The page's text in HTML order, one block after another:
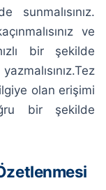
sunmalısınız.
ve
bir şekilde
olan erişimi
bir şekilde